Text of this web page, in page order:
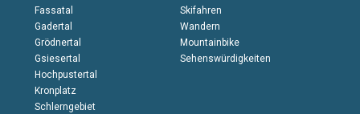
Fassatal
Gadertal
Grödnertal
Gsiesertal
Hochpustertal
Kronplatz
Schlerngebiet
Skifahren
Wandern
Mountainbike
Sehenswürdigkeiten